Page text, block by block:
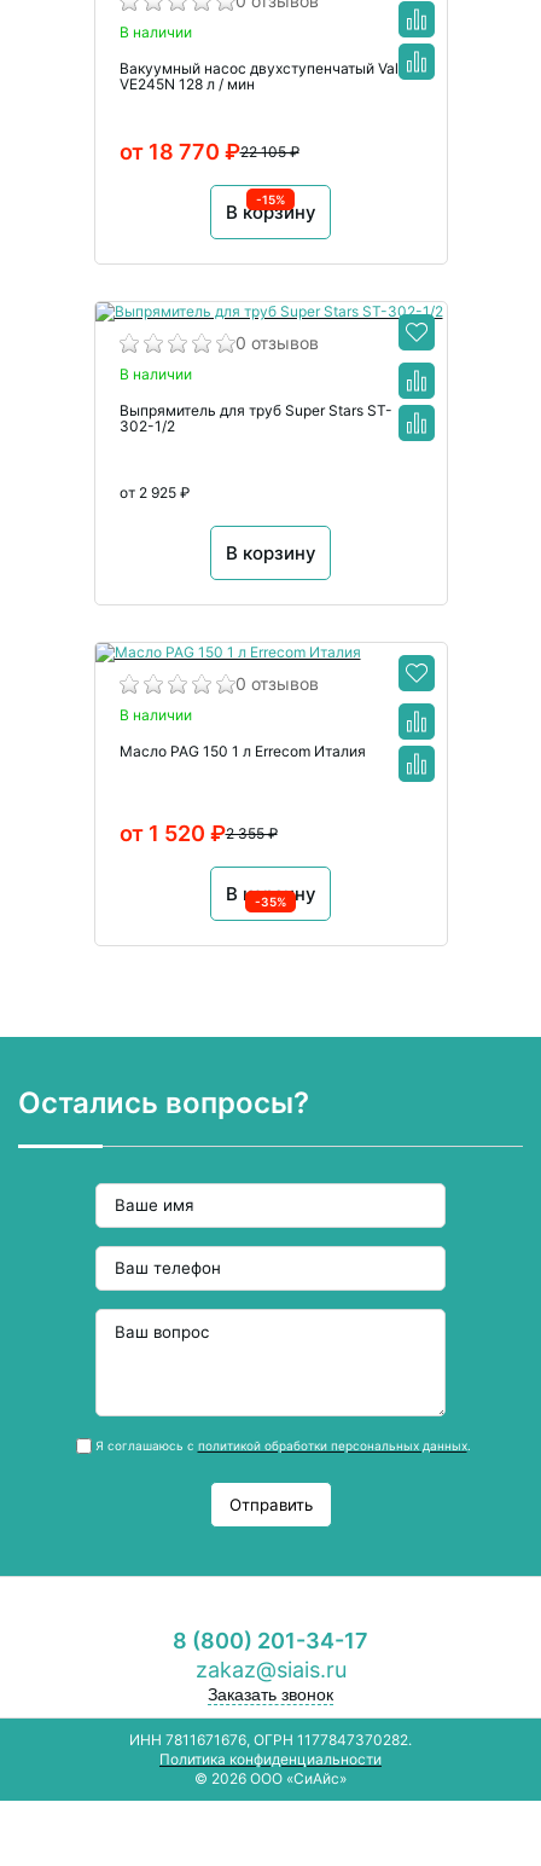
В наличии
Вакуумный насос двухступенчатый Value
VE245N 128 л / мин
22 105 ₽
от 18 770 ₽
В корзину
-15%
0 отзывов
В наличии
Выпрямитель для труб Super Stars ST-
302-1/2
от 2 925 ₽
В корзину
0 отзывов
В наличии
Масло PAG 150 1 л Errecom Италия
2 355 ₽
от 1 520 ₽
В корзину
-35%
Остались вопросы?
Я соглашаюсь с политикой обработки персональных данных.
Отправить
8 (800) 201-34-17
zakaz@siais.ru
Заказать звонок
ИНН 7811671676, ОГРН 1177847370282.
Политика конфиденциальности
© 2026 ООО «СиАйс»